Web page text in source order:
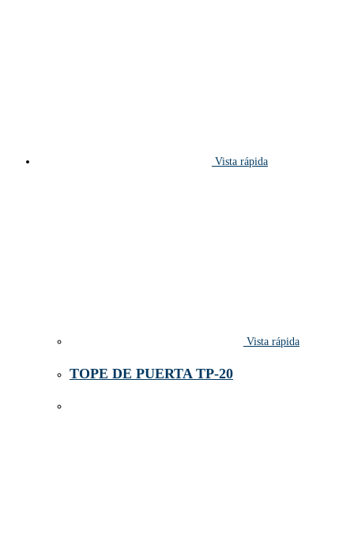
Vista rápida
Vista rápida
TOPE DE PUERTA TP-20